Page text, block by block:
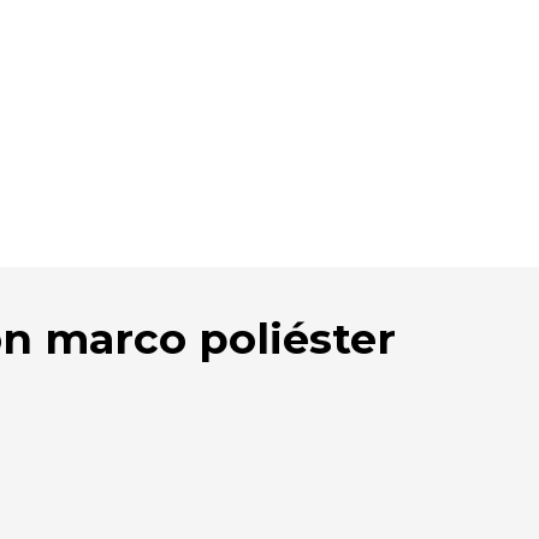
marco poliéster